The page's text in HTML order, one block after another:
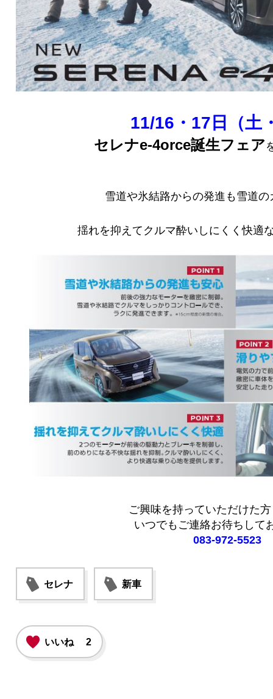
11/16・17日（土
セレナe-4orce誕生フェア
雪道や氷結路からの発進も雪道の
揺れを抑えてクルマ酔いしにくく快適
ご興味を持っていただけた
いつでもご連絡お待ちして
083-972-5523
セレナ 新車
いいね 2